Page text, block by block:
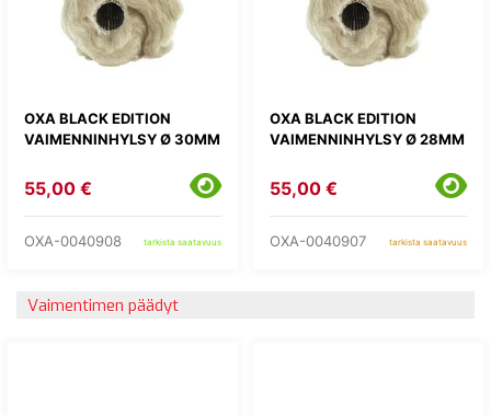
OXA BLACK EDITION
VAIMENNINHYLSY Ø 30MM
55,00 €
OXA-0040908 tarkista saatavuus
OXA BLACK EDITION
VAIMENNINHYLSY Ø 28MM
55,00 €
OXA-0040907 tarkista saatavuus
Vaimentimen päädyt